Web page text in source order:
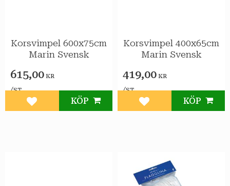
Korsvimpel 600x75cm
Marin Svensk
615,00 KR
/ST
Lägg till i favoriter
KÖP
Korsvimpel 400x65cm
Marin Svensk
419,00 KR
/ST
Lägg till i favoriter
KÖP